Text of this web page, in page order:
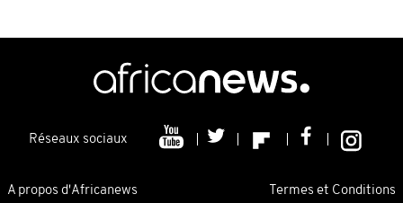
Réseaux sociaux
A propos d'Africanews Termes et Conditions